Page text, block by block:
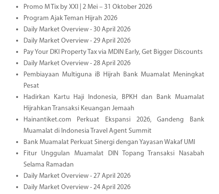
Promo M Tix by XXI | 2 Mei – 31 Oktober 2026
Program Ajak Teman Hijrah 2026
Daily Market Overview - 30 April 2026
Daily Market Overview - 29 April 2026
Pay Your DKI Property Tax via MDIN Early, Get Bigger Discounts
Daily Market Overview - 28 April 2026
Pembiayaan Multiguna iB Hijrah Bank Muamalat Meningkat
Pesat
Hadirkan Kartu Haji Indonesia, BPKH dan Bank Muamalat
Hijrahkan Transaksi Keuangan Jemaah
Hainantiket.com Perkuat Ekspansi 2026, Gandeng Bank
Muamalat di Indonesia Travel Agent Summit
Bank Muamalat Perkuat Sinergi dengan Yayasan Wakaf UMI
Fitur Unggulan Muamalat DIN Topang Transaksi Nasabah
Selama Ramadan
Daily Market Overview - 27 April 2026
Daily Market Overview - 24 April 2026